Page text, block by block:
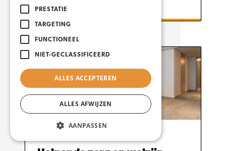
PRESTATIE
TARGETING
FUNCTIONEEL
NIET-GECLASSIFICEERD
ALLES ACCEPTEREN
ALLES AFWIJZEN
AANPASSEN